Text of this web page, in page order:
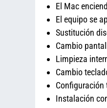
El Mac
El equipo se
Sustitución
Cambio
Limpieza
Cambio
Configuración
Instalación